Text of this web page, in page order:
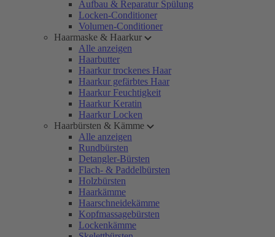
Aufbau & Reparatur Spülung
Locken-Conditioner
Volumen-Conditioner
Haarmaske & Haarkur
Alle anzeigen
Haarbutter
Haarkur trockenes Haar
Haarkur gefärbtes Haar
Haarkur Feuchtigkeit
Haarkur Keratin
Haarkur Locken
Haarbürsten & Kämme
Alle anzeigen
Rundbürsten
Detangler-Bürsten
Flach- & Paddelbürsten
Holzbürsten
Haarkämme
Haarschneidekämme
Kopfmassagebürsten
Lockenkämme